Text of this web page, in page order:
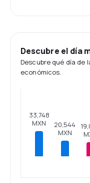
Descubre el día
Descubre qué día de
económicos.
33,748
MXN
20,544
MXN